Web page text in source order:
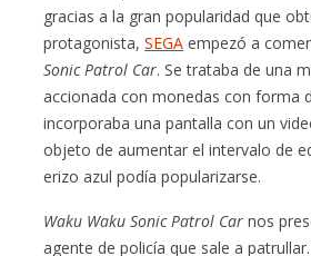
gracias a la gran popularidad que
protagonista,SEGA empezó a
Sonic Patrol Car. Se trataba de una
accionada con monedas con forma
incorporaba una pantalla con un
objeto de aumentar el intervalo de
erizo azul podía popularizarse.
Waku Waku Sonic Patrol Car nos
agente de policía que sale a